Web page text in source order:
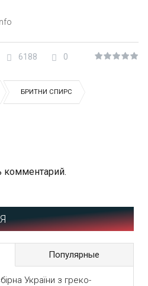
6188 0
БРИТНИ СПИРС
комментарий.
Популярные
України з греко-